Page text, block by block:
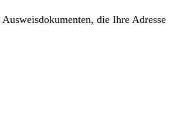
die Ihre Adresse